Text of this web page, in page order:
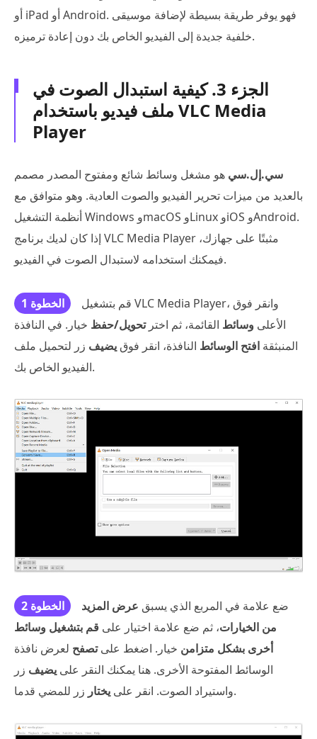
أو iPad أو Android. فهو يوفر طريقة بسيطة لإضافة موسيقى
خلفية جديدة إلى الفيديو الخاص بك دون إعادة ترميزه.
الجزء 3. كيفية استبدال الصوت في
ملف فيديو باستخدام VLC Media
Player
سي.إل.سي هو مشغل وسائط شائع ومفتوح المصدر مصمم
بالعديد من ميزات تحرير الفيديو والصوت العادية. وهو متوافق مع
أنظمة التشغيل Windows وmacOS وLinux وiOS وAndroid.
إذا كان لديك برنامج VLC Media Player مثبتًا على جهازك،
فيمكنك استخدامه لاستبدال الصوت في الفيديو.
الخطوة 1
قم بتشغيل VLC Media Player، وانقر فوق
الأعلى وسائط القائمة، ثم اخترتحويل/حفظ خيار. في النافذة
المنبثقة افتح الوسائط النافذة، انقر فوقيضيف زر لتحميل ملف
الفيديو الخاص بك.
الخطوة 2 ضع علامة في المربع الذي يسبق عرض المزيد
من الخيارات، ثم ضع علامة اختيار على قم بتشغيل وسائط
أخرى بشكل متزامن خيار. اضغط علىتصفح لعرض نافذة
الوسائط المفتوحة الأخرى. هنا يمكنك النقر على يضيف زر
واستيراد الصوت. انقر على يختار زر للمضي قدما.